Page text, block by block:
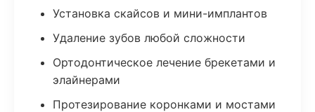
Установка скайсов и мини-имплантов
Удаление зубов любой сложности
Ортодонтическое лечение брекетами и
элайнерами
Протезирование коронками и мостами